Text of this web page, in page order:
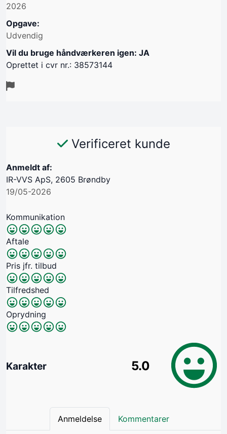
2026
Opgave:
Udvendig
Vil du bruge håndværkeren igen: JA
Oprettet i cvr nr.: 38573144
Verificeret kunde
Anmeldt af:
IR-VVS ApS, 2605 Brøndby
19/05-2026
Kommunikation
Aftale
Pris jfr. tilbud
Tilfredshed
Oprydning
Karakter 5.0
Anmeldelse Kommentarer